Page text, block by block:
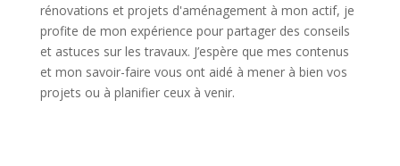
rénovations et projets d'aménagement à mon actif, je
profite de mon expérience pour partager des conseils
et astuces sur les travaux. J’espère que mes contenus
et mon savoir-faire vous ont aidé à mener à bien vos
projets ou à planifier ceux à venir.